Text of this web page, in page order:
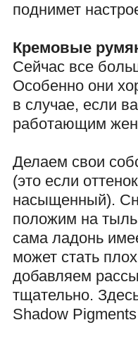
поднимет
Кремовые
Сейчас все
Особенно они
в случае, если
работающим
Делаем свои
(это если
насыщенный).
положим на
сама ладонь
может стать
добавляем
тщательно.
Shadow